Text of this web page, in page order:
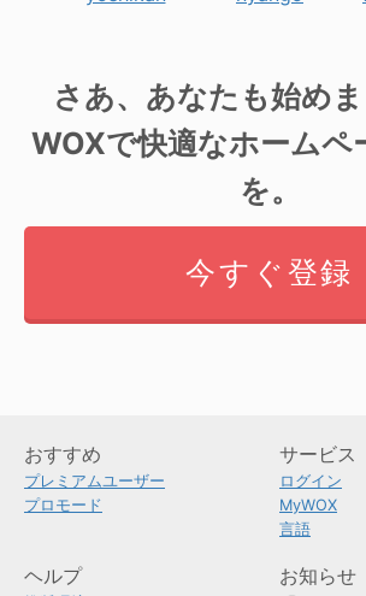
さあ、あなたも始めま
WOXで快適なホームペ
を。
今すぐ登録
おすすめ
プレミアムユーザー
プロモード
サービス
ログイン
MyWOX
言語
ヘルプ お知らせ